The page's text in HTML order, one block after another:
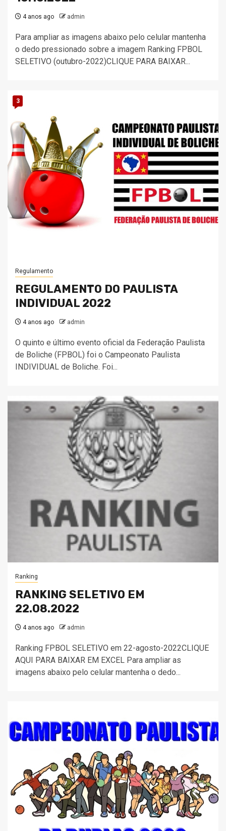
4 anos ago admin
Para ampliar as imagens abaixo pelo celular mantenha
o dedo pressionado sobre a imagem Ranking FPBOL
SELETIVO (outubro-2022)CLIQUE PARA BAIXAR...
3
Regulamento
REGULAMENTO DO PAULISTA
INDIVIDUAL 2022
4 anos ago admin
O quinto e último evento oficial da Federação Paulista
de Boliche (FPBOL) foi o Campeonato Paulista
INDIVIDUAL de Boliche. Foi...
Ranking
RANKING SELETIVO EM
22.08.2022
4 anos ago admin
Ranking FPBOL SELETIVO em 22-agosto-2022CLIQUE
AQUI PARA BAIXAR EM EXCEL Para ampliar as
imagens abaixo pelo celular mantenha o dedo...